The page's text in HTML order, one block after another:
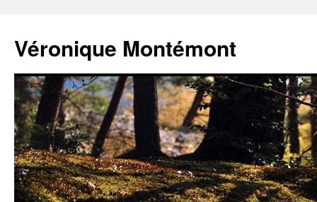
contenu
Véronique Montémont